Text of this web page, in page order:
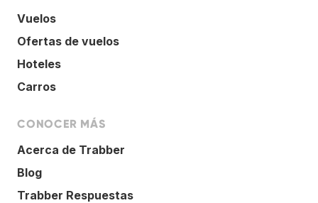
Vuelos
Ofertas de vuelos
Hoteles
Carros
CONOCER MÁS
Acerca de Trabber
Blog
Trabber Respuestas